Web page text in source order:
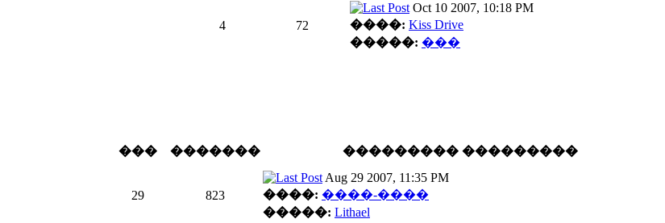
4 72
Oct 10 2007, 10:18 PM
����: Kiss Drive
�����: ���
��� �������
��������� ���������
29 823
Aug 29 2007, 11:35 PM
����: ����-����
�����: Lithael